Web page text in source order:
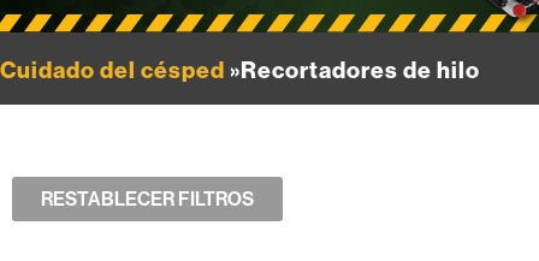
Cuidado del césped »Recortadores de hilo
RESTABLECER FILTROS